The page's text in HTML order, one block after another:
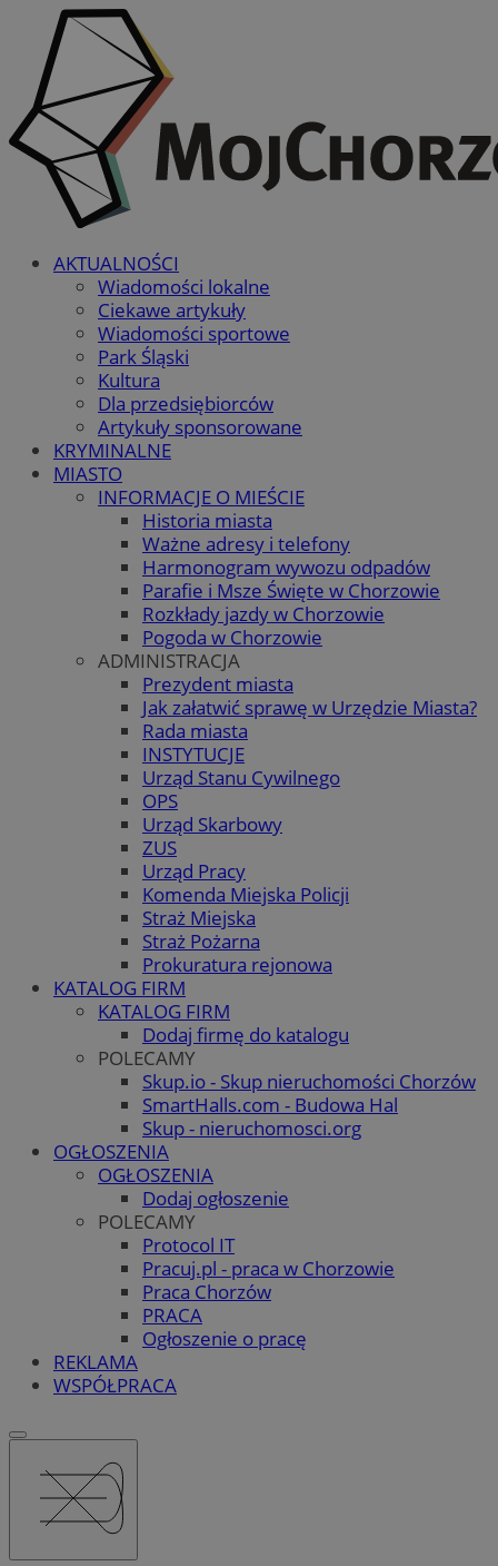
AKTUALNOŚCI
Wiadomości lokalne
Ciekawe artykuły
Wiadomości sportowe
Park Śląski
Kultura
Dla przedsiębiorców
Artykuły sponsorowane
KRYMINALNE
MIASTO
INFORMACJE O MIEŚCIE
Historia miasta
Ważne adresy i telefony
Harmonogram wywozu odpadów
Parafie i Msze Święte w Chorzowie
Rozkłady jazdy w Chorzowie
Pogoda w Chorzowie
ADMINISTRACJA
Prezydent miasta
Jak załatwić sprawę w Urzędzie Miasta?
Rada miasta
INSTYTUCJE
Urząd Stanu Cywilnego
OPS
Urząd Skarbowy
ZUS
Urząd Pracy
Komenda Miejska Policji
Straż Miejska
Straż Pożarna
Prokuratura rejonowa
KATALOG FIRM
KATALOG FIRM
Dodaj firmę do katalogu
POLECAMY
Skup.io - Skup nieruchomości Chorzów
SmartHalls.com - Budowa Hal
Skup - nieruchomosci.org
OGŁOSZENIA
OGŁOSZENIA
Dodaj ogłoszenie
POLECAMY
Protocol IT
Pracuj.pl - praca w Chorzowie
Praca Chorzów
PRACA
Ogłoszenie o pracę
REKLAMA
WSPÓŁPRACA